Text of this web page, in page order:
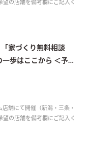
の店舗を備考欄にご記入く
家づくり無料相談
歩はここから ＜予約
舗にて開催（新潟・三条・
の店舗を備考欄にご記入く